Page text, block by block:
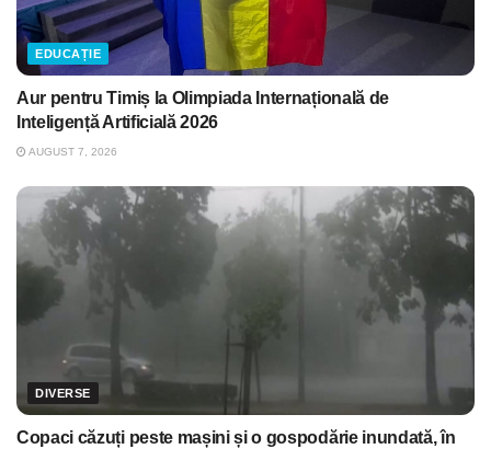
EDUCAȚIE
Aur pentru Timiș la Olimpiada Internațională de
Inteligență Artificială 2026
AUGUST 7, 2026
DIVERSE
Copaci căzuți peste mașini și o gospodărie inundată, în